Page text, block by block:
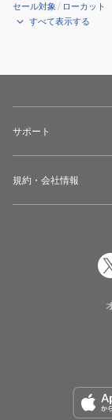
セール対象 / ローカット
すべて表示する
サポート
規約・会社情報